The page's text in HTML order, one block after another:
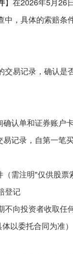
中，具体的索赔
交易记录，确认是
认单和证券账户
记录，自第一笔
需注明"仅供股票
登记
不向投资者收取任
以委托合同为准